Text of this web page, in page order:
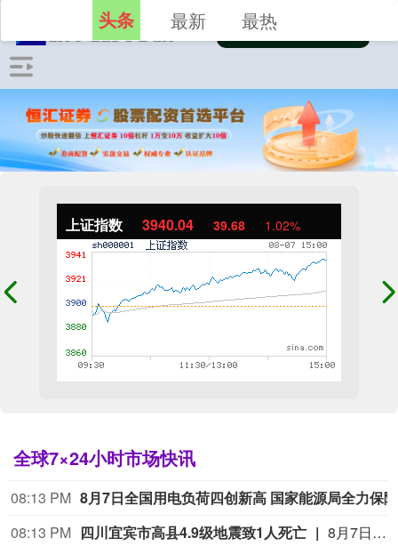
上证指数 3940.04 39.68 1.02%
全球7×24小时市场快讯
08:13 PM
08:13 PM 四川宜宾市高县4.9级地震致1人死亡
8月7日13时8分，四川宜宾市高县发生4.9级地震，截至16时30分，地震造成1人在避险过程中因户外墙体倒塌砸伤导致死亡，1人轻伤、5人轻微伤。（央视新闻）
头条 最新 最热